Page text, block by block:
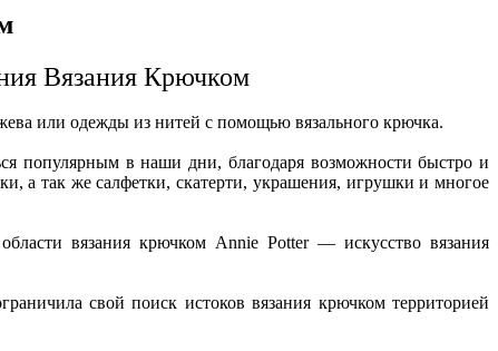
Вязания Крючком
или одежды из нитей с помощью вязального крючка.
популярным в наши дни, благодаря возможности быстро и
а так же салфетки, скатерти, украшения, игрушки и многое
вязания крючком Annie Potter — искусство вязания
свой поиск истоков вязания крючком территорией